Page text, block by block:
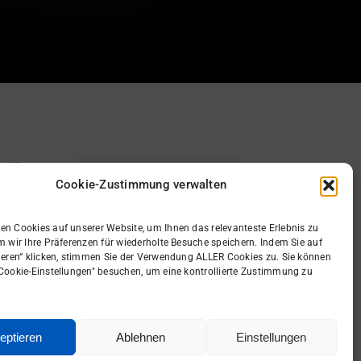
Cookie-Zustimmung verwalten
Cookies auf unserer Website, um Ihnen das relevanteste Erlebnis zu
wir Ihre Präferenzen für wiederholte Besuche speichern. Indem Sie auf
klicken, stimmen Sie der Verwendung ALLER Cookies zu. Sie können
Einstellungen" besuchen, um eine kontrollierte Zustimmung zu
Ablehnen Einstellungen
gid
Gutes Ticket
=
Schnellere Lösung